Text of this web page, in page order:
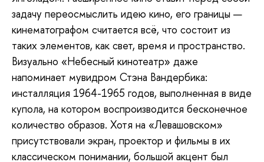
задачу переосмыслить идею кино, его границы —
кинематографом считается всё, что состоит из
таких элементов, как свет, время и пространство.
Визуально «Небесный кинотеатр» даже
напоминает мувидром Стэна Вандербика:
инсталляция 1964-1965 годов, выполненная в виде
купола, на котором воспроизводится бесконечное
количество образов. Хотя на «Левашовском»
присутствовали экран, проектор и фильмы в их
классическом понимании, большой акцент был